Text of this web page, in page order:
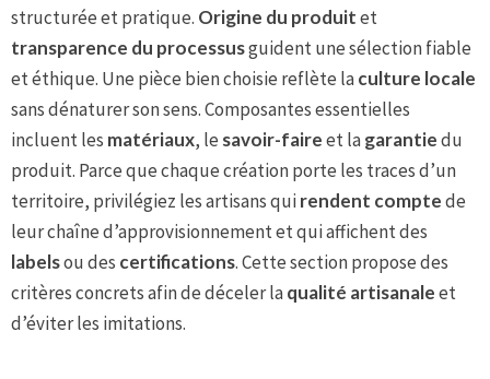
structurée et pratique. Origine du produitet
transparence du processusguident une sélection fiable
et éthique. Une pièce bien choisie reflète laculture locale
sans dénaturer son sens. Composantes essentielles
incluent les matériaux, le savoir-faireet lagarantiedu
produit. Parce que chaque création porte les traces d’un
territoire, privilégiez les artisans quirendent comptede
leur chaîne d’approvisionnement et qui affichent des
labelsou des certifications. Cette section propose des
critères concrets afin de déceler laqualité artisanaleet
d’éviter les imitations.